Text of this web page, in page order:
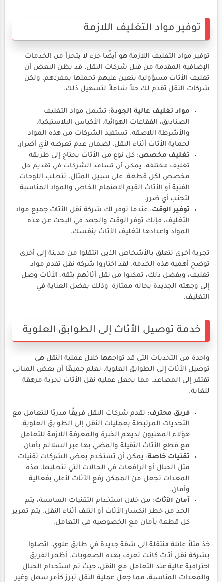
توفير مواد التغليف اللازمة
توفير مواد التغليف اللازمة هو أيضًا جزء لا يتجزأ من الخدمات
الإضافية المقدمة من قبل شركات النقل. قد يظن البعض أن
تغليف الأثاث مسؤولية يتعين عليهم تحملها بمفردهم، ولكن
شركات النقل تقدم لك حلاً شاملاً لتسهيل ذلك.
مواد تغليف عالية الجودة: تشمل مواد التغليف
الصناديق، الفقاعات الهوائية، الأكياس البلاستيكية،
والأشرطة اللاصقة. تستفيد الشركات من هذه المواد
لحماية الأثاث أثناء النقل، لضمان عدم تعرضه لأي أضرار.
تغليف مخصص: كل نوع من الأثاث يحتاج إلى طريقة
تغليف مختلفة. يمكن أن تساعد الشركات في تقديم حل
مخصص لكل قطعة. على سبيل المثال، تتطلب اللوحات
الفنية أو الأثاث القيم الاهتمام الخاص والمواد المناسبة
لتجنب أي ضرر.
توفير الوقت: عندما توفر لك شركة نقل الأثاث جميع مواد
التغليف، فإنك توفر الوقت والجهد في البحث عن هذه
المواد وإعدادها لتغليف الأثاث بنفسك.
تجربة أخرى تتعلق بالأشخاص الذين انتقلوا من مدينة إلى أخرى
توضح أهمية هذه الخدمة. لقد اختاروا شركة نقل تقدم مواد
تغليف، وبفضل ذلك، تمكنوا من نقل أثاثهم بثقة. الأثاث وصل
إلى وجهته الجديدة بحالة ممتازة، وذلك بفضل العناية في
التغليف.
خدمة توصيل الأثاث إلى الطوابق العلوية
واحدة من التحديات التي قد تواجهها خلال عملية النقل هي
توصيل الأثاث إلى الطوابق العلوية. نعلم جميعًا أن بعض المباني
تفتقر إلى المصاعد، مما يجعل عملية نقل الأثاث تجربة مرهقة
للغاية.
فريق محترف: تقدم شركات النقل فريقًا مدربًا للتعامل مع
التحديات المرتبطة بعمليات النقل إلى الطوابق العلوية.
هؤلاء المهنيون لديهم الخبرة والمعرفة اللازمة للتعامل
مع قطع الأثاث الثقيلة والمضي بها عبر السلالم بأمان.
تقنيات خاصة: يمكن أن تستخدم بعض الشركات تقنيات
مثل الحبال أو الرافعات في الحالات التي تتطلبها. هذه
المعدات تجعل من الممكن رفع الأثاث لأعلى بفعالية
وأمان.
آمان الأثاث: من خلال استخدام التقنيات المناسبة، يتم
الحد من خطر انكسار الأثاث أو التلف أثناء النقل. يتم تمرير
كل قطعة بأمان مع الخصوصية في التعامل.
خذ مثلاً عائلة منتقلة إلى شقة جديدة في طابق علوي. اتصلوا
بشركة نقل أثاث كانت تعرف بهذه الصعوبات. أظهر الفريق
احترافية عالية عند التعامل مع النقل، حيث تم استخدام الحبال
والمعدات المناسبة، مما جعل عملية النقل تبرز كأمر سهل وغير